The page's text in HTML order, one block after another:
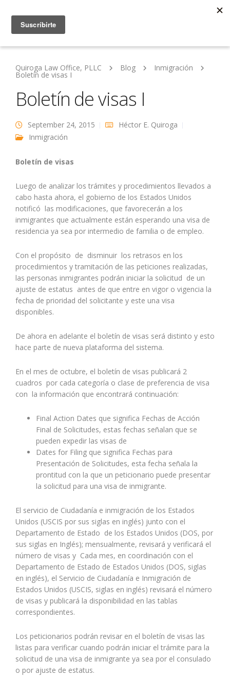
Quiroga Law Office, PLLC Blog Inmigración
Boletín de visas I
Boletín de visas I
September 24, 2015
Héctor E. Quiroga
Inmigración
Boletín de visas
Luego de analizar los trámites y procedimientos llevados a
cabo hasta ahora, el gobierno de los Estados Unidos
notificó las modificaciones, que favorecerán a los
inmigrantes que actualmente están esperando una visa de
residencia ya sea por intermedio de familia o de empleo.
Con el propósito de disminuir los retrasos en los
procedimientos y tramitación de las peticiones realizadas,
las personas inmigrantes podrán iniciar la solicitud de un
ajuste de estatus antes de que entre en vigor o vigencia la
fecha de prioridad del solicitante y este una visa
disponibles.
De ahora en adelante el boletín de visas será distinto y esto
hace parte de nueva plataforma del sistema.
En el mes de octubre, el boletín de visas publicará 2
cuadros por cada categoría o clase de preferencia de visa
con la información que encontrará continuación:
Final Action Dates que significa Fechas de Acción
Final de Solicitudes, estas fechas señalan que se
pueden expedir las visas de
Dates for Filing que significa Fechas para
Presentación de Solicitudes, esta fecha señala la
prontitud con la que un peticionario puede presentar
la solicitud para una visa de inmigrante.
El servicio de Ciudadanía e inmigración de los Estados
Unidos (USCIS por sus siglas en inglés) junto con el
Departamento de Estado de los Estados Unidos (DOS, por
sus siglas en Inglés); mensualmente, revisará y verificará el
número de visas y Cada mes, en coordinación con el
Departamento de Estado de Estados Unidos (DOS, siglas
en inglés), el Servicio de Ciudadanía e Inmigración de
Estados Unidos (USCIS, siglas en inglés) revisará el número
de visas y publicará la disponibilidad en las tablas
correspondientes.
Los peticionarios podrán revisar en el boletín de visas las
listas para verificar cuando podrán iniciar el trámite para la
solicitud de una visa de inmigrante ya sea por el consulado
o por ajuste de estatus.